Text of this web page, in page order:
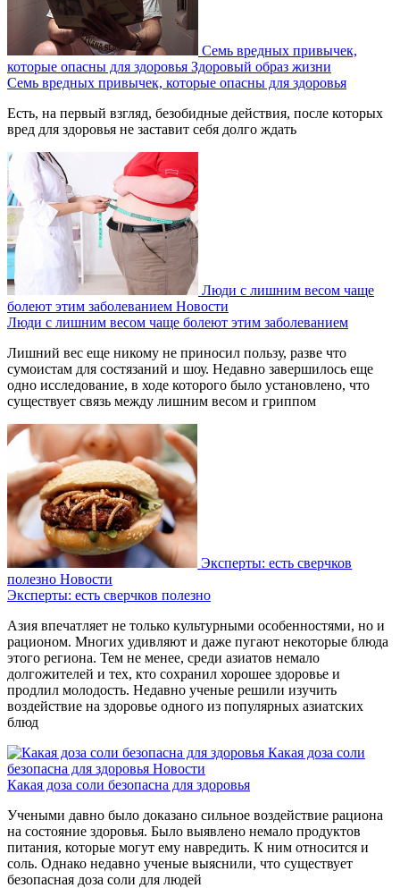
Семь вредных привычек,
которые опасны для здоровья Здоровый образ жизни
Семь вредных привычек, которые опасны для здоровья
Есть, на первый взгляд, безобидные действия, после которых
вред для здоровья не заставит себя долго ждать
Люди с лишним весом чаще
болеют этим заболеванием Новости
Люди с лишним весом чаще болеют этим заболеванием
Лишний вес еще никому не приносил пользу, разве что
сумоистам для состязаний и шоу. Недавно завершилось еще
одно исследование, в ходе которого было установлено, что
существует связь между лишним весом и гриппом
Эксперты: есть сверчков
полезно Новости
Эксперты: есть сверчков полезно
Азия впечатляет не только культурными особенностями, но и
рационом. Многих удивляют и даже пугают некоторые блюда
этого региона. Тем не менее, среди азиатов немало
долгожителей и тех, кто сохранил хорошее здоровье и
продлил молодость. Недавно ученые решили изучить
воздействие на здоровье одного из популярных азиатских
блюд
Какая доза соли
безопасна для здоровья Новости
Какая доза соли безопасна для здоровья
Учеными давно было доказано сильное воздействие рациона
на состояние здоровья. Было выявлено немало продуктов
питания, которые могут ему навредить. К ним относится и
соль. Однако недавно ученые выяснили, что существует
безопасная доза соли для людей